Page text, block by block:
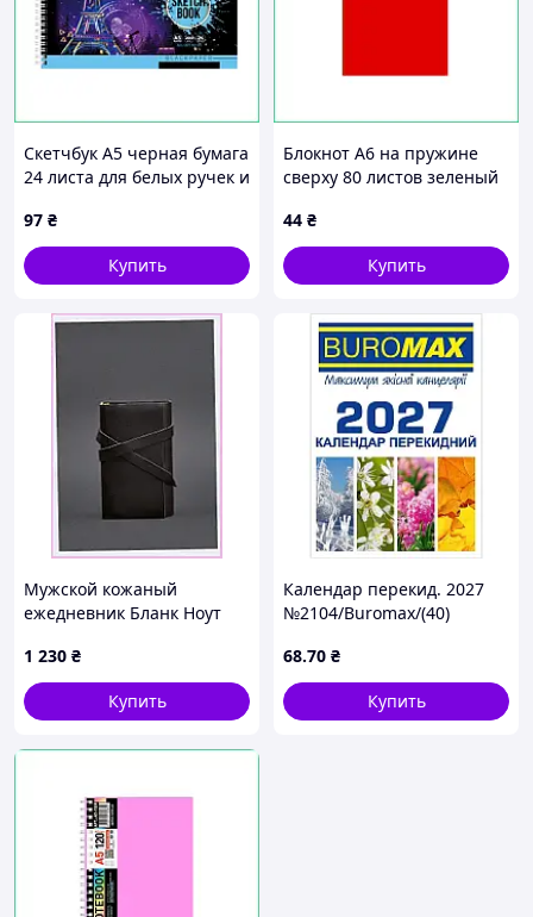
Скетчбук А5 черная бумага
24 листа для белых ручек и
блокнот для рисования
графика
97 ₴
Купить
Блокнот А6 на пружине
сверху 80 листов зеленый
плотная бумага матовый
премиум
44 ₴
Купить
Мужской кожаный
ежедневник Бланк Ноут
H81325A10
1 230 ₴
Купить
Календар перекид. 2027
№2104/Buromax/(40)
68.70 ₴
Купить